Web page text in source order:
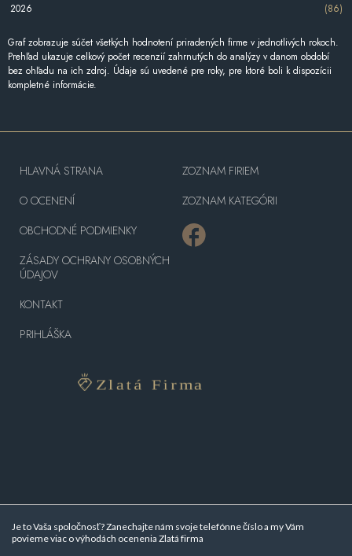
2026
(86)
Graf zobrazuje súčet všetkých hodnotení priradených firme v jednotlivých rokoch.
Prehľad ukazuje celkový počet recenzií zahrnutých do analýzy v danom období
bez ohľadu na ich zdroj. Údaje sú uvedené pre roky, pre ktoré boli k dispozícii
kompletné informácie.
Je to Vaša spoločnosť? Zanechajte nám svoje telefónne číslo a my Vám
povieme viac ovýhodách ocenenia Zlatá firma
HLAVNÁ STRANA
O OCENENÍ
OBCHODNÉ PODMIENKY
ZÁSADY OCHRANY OSOBNÝCH
ÚDAJOV
KONTAKT
PRIHLÁŠKA
ZOZNAM FIRIEM
ZOZNAM KATEGÓRII